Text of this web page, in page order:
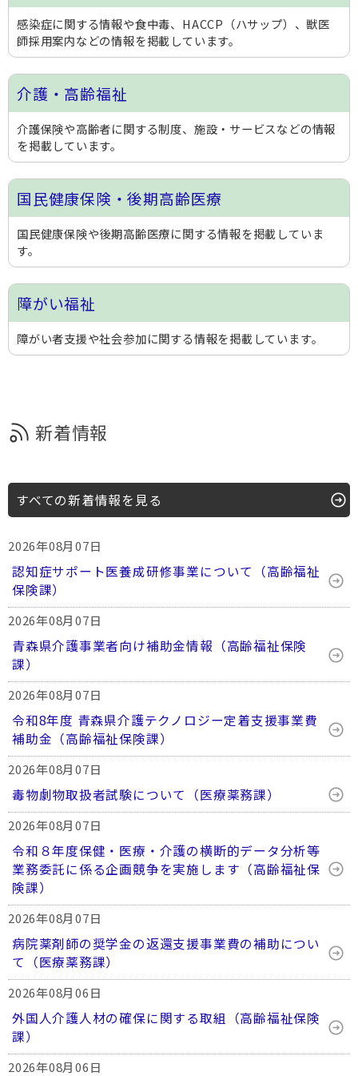
感染症に関する情報や食中毒、HACCP（ハサップ）、獣医
師採用案内などの情報を掲載しています。
介護・高齢福祉
介護保険や高齢者に関する制度、施設・サービスなどの情報
を掲載しています。
国民健康保険・後期高齢医療
国民健康保険や後期高齢医療に関する情報を掲載していま
す。
障がい福祉
障がい者支援や社会参加に関する情報を掲載しています。
新着情報
すべての新着情報を見る
2026年08月07日
認知症サポート医養成研修事業について（高齢福祉
保険課）
2026年08月07日
青森県介護事業者向け補助金情報（高齢福祉保険
課）
2026年08月07日
令和8年度 青森県介護テクノロジー定着支援事業費
補助金（高齢福祉保険課）
2026年08月07日
毒物劇物取扱者試験について（医療薬務課）
2026年08月07日
令和８年度保健・医療・介護の横断的データ分析等
業務委託に係る企画競争を実施します（高齢福祉保
険課）
2026年08月07日
病院薬剤師の奨学金の返還支援事業費の補助につい
て（医療薬務課）
2026年08月06日
外国人介護人材の確保に関する取組（高齢福祉保険
課）
2026年08月06日